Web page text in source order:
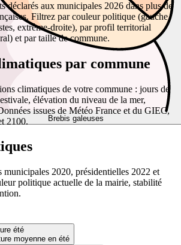
Brebis galeuses
été
moyenne en été
déclarés aux municipales 2026 dans plus de
Filtrez par couleur politique (gauche,
extrême-droite), par profil territorial
et par taille de commune.
par commune
climatiques de votre commune : jours de
élévation du niveau de la mer,
issues de Météo France et du GIEC,
2100.
municipales 2020, présidentielles 2022 et
politique actuelle de la mairie, stabilité